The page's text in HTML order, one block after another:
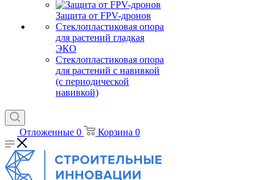
Защита от FPV-дронов
Стеклопластиковая опора
для растений гладкая
ЭКО
Стеклопластиковая опора
для растений с навивкой
(с периодической
навивкой)
Отложенные 0 Корзина 0